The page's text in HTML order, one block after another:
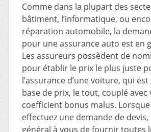
Comme dans la plupart des
bâtiment, l’informatique, ou
réparation automobile, la
pour une assurance auto est en
Les assureurs possèdent de
pour établir le prix le plus juste
l’assurance d’une voiture, qui
base de prix, le tout, couplé avec
coefficient bonus malus.
effectuez une demande de devis,
général à vous de fournir toutes